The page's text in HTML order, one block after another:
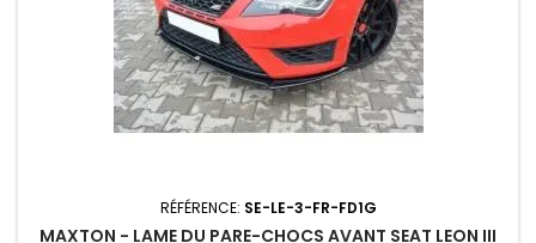
RÉFÉRENCE: SE-LE-3-FR-FD1G
MAXTON - LAME DU PARE-CHOCS AVANT SEAT LEON III